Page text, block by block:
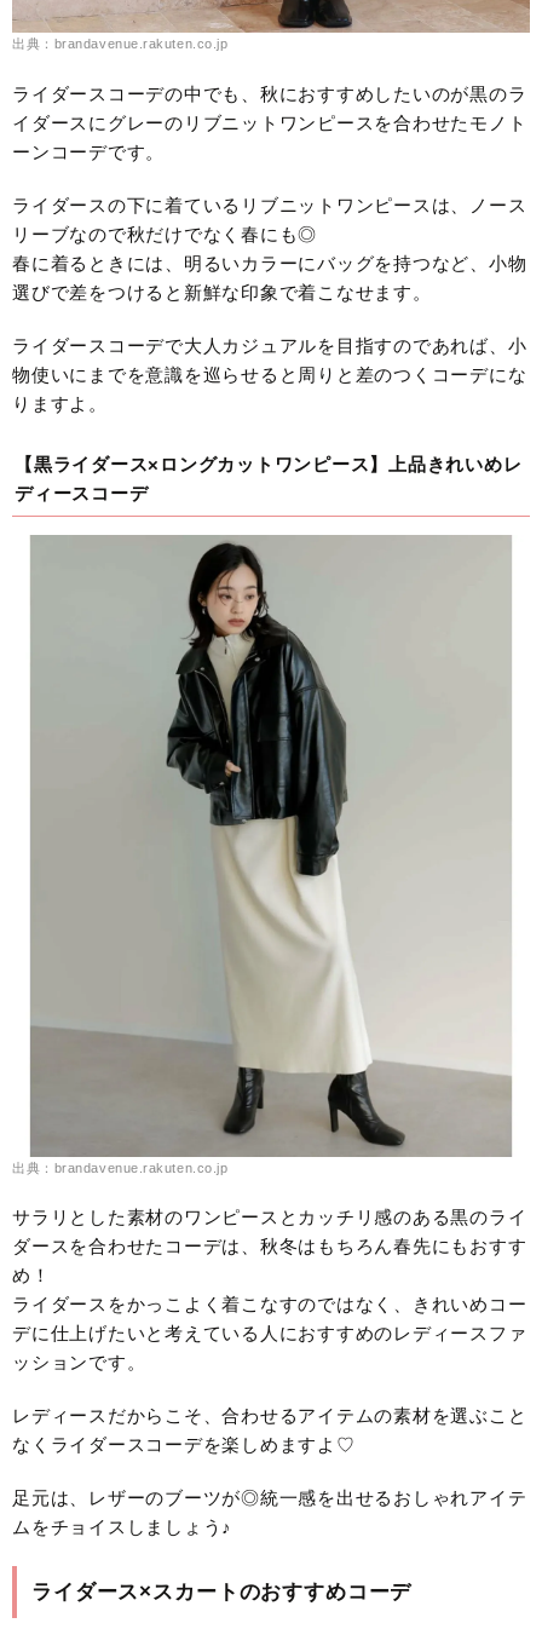
出典：brandavenue.rakuten.co.jp
ライダースコーデの中でも、秋におすすめしたいのが黒のラ
イダースにグレーのリブニットワンピースを合わせたモノト
ーンコーデです。
ライダースの下に着ているリブニットワンピースは、ノース
リーブなので秋だけでなく春にも◎
春に着るときには、明るいカラーにバッグを持つなど、小物
選びで差をつけると新鮮な印象で着こなせます。
ライダースコーデで大人カジュアルを目指すのであれば、小
物使いにまでを意識を巡らせると周りと差のつくコーデにな
りますよ。
【黒ライダース×ロングカットワンピース】上品きれいめレ
ディースコーデ
出典：brandavenue.rakuten.co.jp
サラリとした素材のワンピースとカッチリ感のある黒のライ
ダースを合わせたコーデは、秋冬はもちろん春先にもおすす
め！
ライダースをかっこよく着こなすのではなく、きれいめコー
デに仕上げたいと考えている人におすすめのレディースファ
ッションです。
レディースだからこそ、合わせるアイテムの素材を選ぶこと
なくライダースコーデを楽しめますよ♡
足元は、レザーのブーツが◎統一感を出せるおしゃれアイテ
ムをチョイスしましょう♪
ライダース×スカートのおすすめコーデ